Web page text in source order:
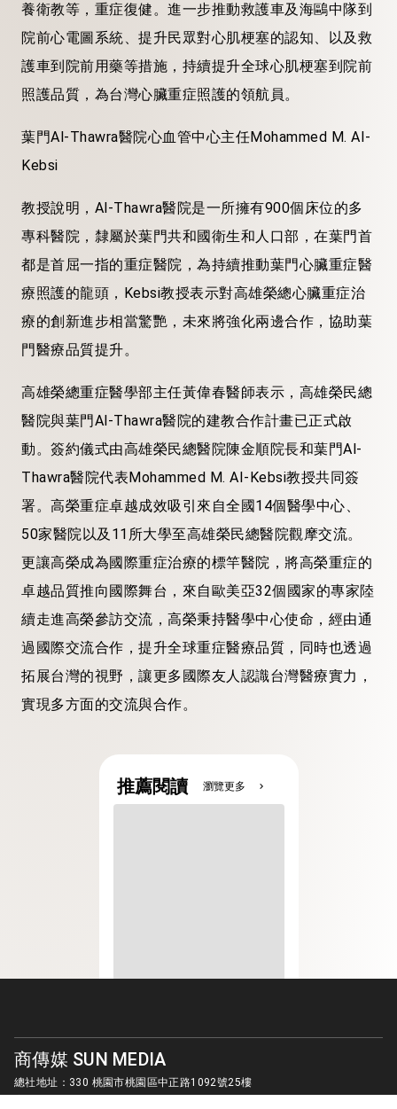
養衛教等，重症復健。進一步推動救護車及海鷗中隊到
院前心電圖系統、提升民眾對心肌梗塞的認知、以及救
護車到院前用藥等措施，持續提升全球心肌梗塞到院前
照護品質，為台灣心臟重症照護的領航員。
葉門Al-Thawra醫院心血管中心主任Mohammed M. AI-
Kebsi
教授說明，Al-Thawra醫院是一所擁有900個床位的多
專科醫院，隸屬於葉門共和國衛生和人口部，在葉門首
都是首屈一指的重症醫院，為持續推動葉門心臟重症醫
療照護的龍頭，Kebsi教授表示對高雄榮總心臟重症治
療的創新進步相當驚艷，未來將強化兩邊合作，協助葉
門醫療品質提升。
高雄榮總重症醫學部主任黃偉春醫師表示，高雄榮民總
醫院與葉門Al-Thawra醫院的建教合作計畫已正式啟
動。簽約儀式由高雄榮民總醫院陳金順院長和葉門Al-
Thawra醫院代表Mohammed M. AI-Kebsi教授共同簽
署。高榮重症卓越成效吸引來自全國14個醫學中心、
50家醫院以及11所大學至高雄榮民總醫院觀摩交流。
更讓高榮成為國際重症治療的標竿醫院，將高榮重症的
卓越品質推向國際舞台，來自歐美亞32個國家的專家陸
續走進高榮參訪交流，高榮秉持醫學中心使命，經由通
過國際交流合作，提升全球重症醫療品質，同時也透過
拓展台灣的視野，讓更多國際友人認識台灣醫療實力，
實現多方面的交流與合作。
推薦閱讀 瀏覽更多 chevron_right
商傳媒 SUN MEDIA
總社地址：330 桃園市桃園區中正路1092號25樓